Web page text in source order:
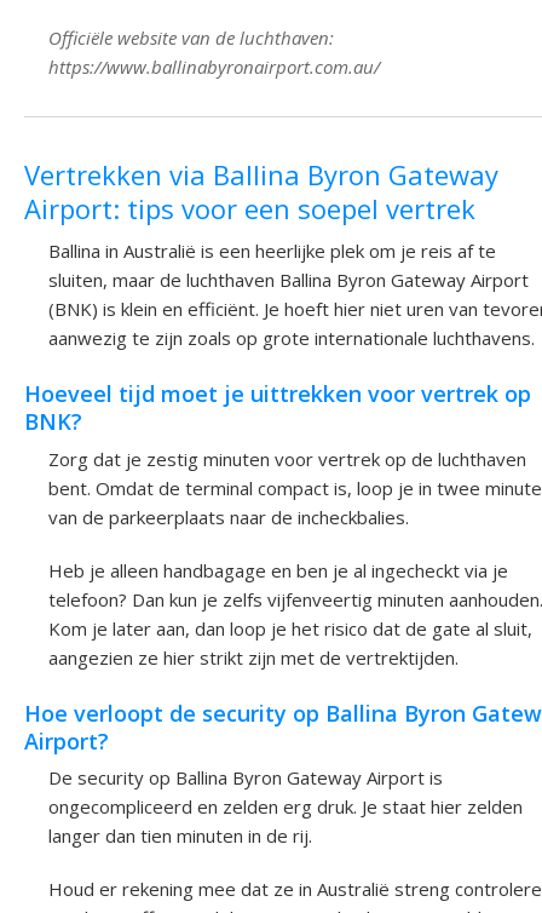
Officiële website van de luchthaven:
https://www.ballinabyronairport.com.au/
Vertrekken via Ballina Byron Gateway
Airport: tips voor een soepel vertrek
Ballina in Australië is een heerlijke plek om je reis af te
sluiten, maar de luchthaven Ballina Byron Gateway Airport
(BNK) is klein en efficiënt. Je hoeft hier niet uren van
aanwezig te zijn zoals op grote internationale luchthavens.
Hoeveel tijd moet je uittrekken voor vertrek op
BNK?
Zorg dat je zestig minuten voor vertrek op de luchthaven
bent. Omdat de terminal compact is, loop je in twee
van de parkeerplaats naar de incheckbalies.
Heb je alleen handbagage en ben je al ingecheckt via je
telefoon? Dan kun je zelfs vijfenveertig minuten aanhouden.
Kom je later aan, dan loop je het risico dat de gate al sluit,
aangezien ze hier strikt zijn met de vertrektijden.
Hoe verloopt de security op Ballina Byron
Airport?
De security op Ballina Byron Gateway Airport is
ongecompliceerd en zelden erg druk. Je staat hier zelden
langer dan tien minuten in de rij.
Houd er rekening mee dat ze in Australië streng